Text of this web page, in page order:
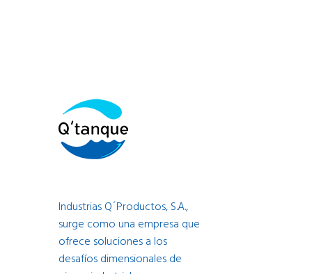
Industrias Q´Productos, S.A.,
surge como una empresa que
ofrece soluciones a los
desafíos dimensionales de